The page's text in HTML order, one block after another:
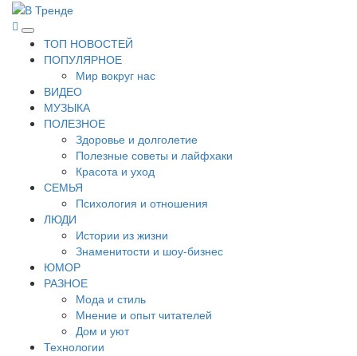
Перейти
содержимому
В Тренде
Самые свежие новости интернета
Основное
меню
ТОП НОВОСТЕЙ
ПОПУЛЯРНОЕ
Мир вокруг нас
ВИДЕО
МУЗЫКА
ПОЛЕЗНОЕ
Здоровье и долголетие
Полезные советы и лайфхаки
Красота и уход
СЕМЬЯ
Психология и отношения
ЛЮДИ
Истории из жизни
Знаменитости и шоу-бизнес
ЮМОР
РАЗНОЕ
Мода и стиль
Мнение и опыт читателей
Дом и уют
Технологии